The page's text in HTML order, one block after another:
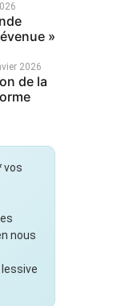
»
2026
de la
vos
nous